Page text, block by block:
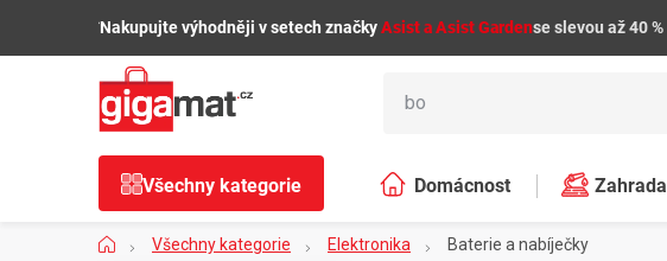
🌿Nakupujte výhodněji v setech značkyAsist a Asist Gardense slevou až 40 %
Všechny kategorie Domácnost Zahrada
DomůVšechny kategorie Elektronika Baterie a nabíječky